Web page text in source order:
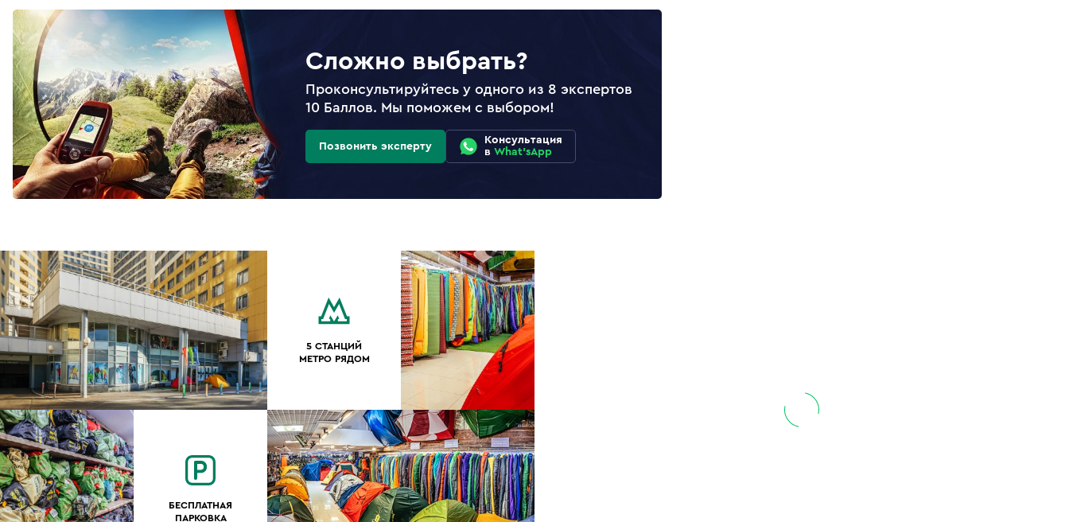
Сложно выбрать?
Проконсультируйтесь у одного из 8 экспертов
10 Баллов. Мы поможем с выбором!
Позвонить эксперту
Консультация
в What'sApp
5 СТАНЦИЙ
МЕТРО РЯДОМ
БЕСПЛАТНАЯ
ПАРКОВКА